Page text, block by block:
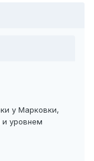
у Марковки,
и уровнем